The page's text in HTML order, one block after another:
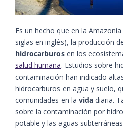
Es un hecho que en la
siglas en inglés), la producción
hidrocarburos en los
salud humana. Estudios sobre
contaminación han indicado
hidrocarburos en agua y suelo,
comunidades en la vida diaria.
sobre la contaminación por
potable y las aguas